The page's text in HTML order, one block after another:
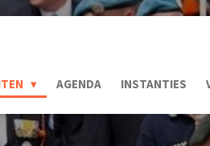
AGENDA INSTANTIES